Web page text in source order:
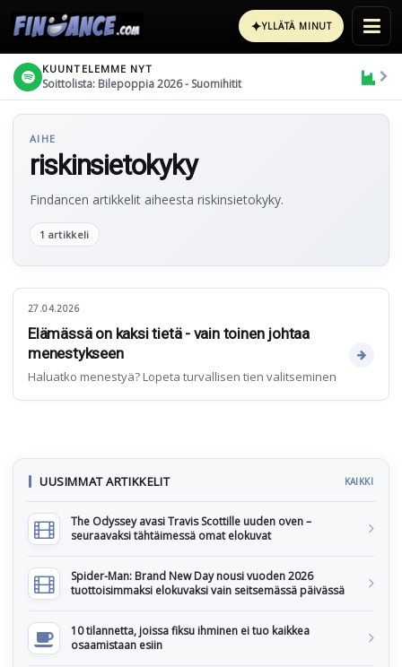
✦YLLÄTÄ MINUT
KUUNTELEMME NYT
Soittolista: Bilepoppia 2026 - Suomihitit
AIHE
riskinsietokyky
Findancen artikkelit aiheesta riskinsietokyky.
1 artikkeli
27.04.2026
Elämässä on kaksi tietä - vain toinen johtaa
menestykseen
Haluatko menestyä? Lopeta turvallisen tien valitseminen
UUSIMMAT ARTIKKELIT KAIKKI
The Odyssey avasi Travis Scottille uuden oven –
seuraavaksi tähtäimessä omat elokuvat
Spider-Man: Brand New Day nousi vuoden 2026
tuottoisimmaksi elokuvaksi vain seitsemässä päivässä
10 tilannetta, joissa fiksu ihminen ei tuo kaikkea
osaamistaan esiin